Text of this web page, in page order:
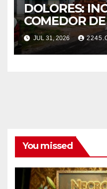
DOLORES:
COMEDOR
FUE
BOMBEROS
JUL 31, 2026
You missed